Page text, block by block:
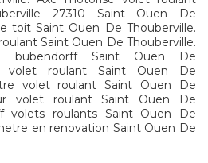
27310 Saint Ouen De
toit Saint Ouen De Thouberville.
Saint Ouen De Thouberville.
bubendorff Saint Ouen De
volet roulant Saint Ouen De
volet roulant Saint Ouen De
volet roulant Saint Ouen De
volets roulants Saint Ouen De
en renovation Saint Ouen De